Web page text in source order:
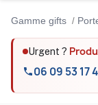
Gamme gifts
Urgent ?
06 09 53 17